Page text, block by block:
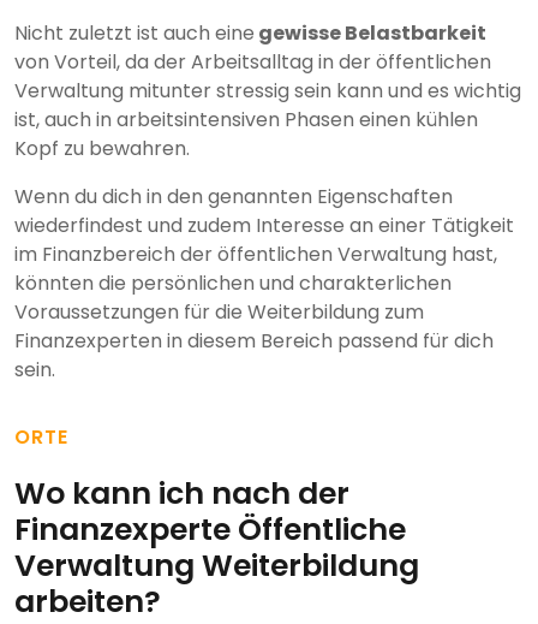
Nicht zuletzt ist auch eine gewisse Belastbarkeit
von Vorteil, da der Arbeitsalltag in der öffentlichen
Verwaltung mitunter stressig sein kann und es wichtig
ist, auch in arbeitsintensiven Phasen einen kühlen
Kopf zu bewahren.
Wenn du dich in den genannten Eigenschaften
wiederfindest und zudem Interesse an einer Tätigkeit
im Finanzbereich der öffentlichen Verwaltung hast,
könnten die persönlichen und charakterlichen
Voraussetzungen für die Weiterbildung zum
Finanzexperten in diesem Bereich passend für dich
sein.
ORTE
Wo kann ich nach der
Finanzexperte Öffentliche
Verwaltung Weiterbildung
arbeiten?